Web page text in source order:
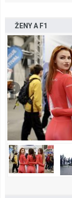
ŽENY A F1